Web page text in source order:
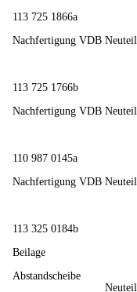
113 725 1866a
Nachfertigung VDB
113 725 1766b
Nachfertigung VDB
110 987 0145a
Nachfertigung VDB
113 325 0184b
Beilage
Abstandscheibe